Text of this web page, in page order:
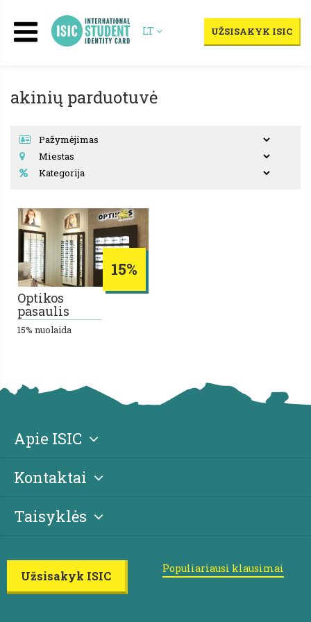
LT UŽSISAKYK ISIC
akinių parduotuvė
15%
Optikos
pasaulis
15% nuolaida
Apie ISIC
Kontaktai
Taisyklės
Užsisakyk ISIC
Populiariausi klausimai